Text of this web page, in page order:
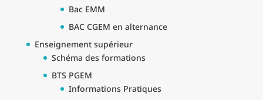
Bac EMM
BAC CGEM en alternance
Enseignement supérieur
Schéma des formations
BTS PGEM
Informations Pratiques